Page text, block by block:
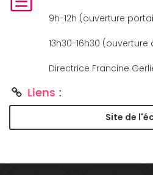
9h-12h (ouverture
13h30-16h30 (ouverture
Directrice Francine
Liens :
Site de